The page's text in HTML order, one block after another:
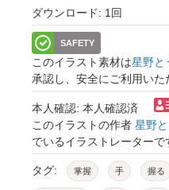
ダウンロード: 1回
SAFETY
このイラスト素材は星野と
承認し、安全にご利用いた
本人確認: 本人確認済
このイラストの作者 星野
でいるイラストレーターで
タグ: 掌握 手 握る